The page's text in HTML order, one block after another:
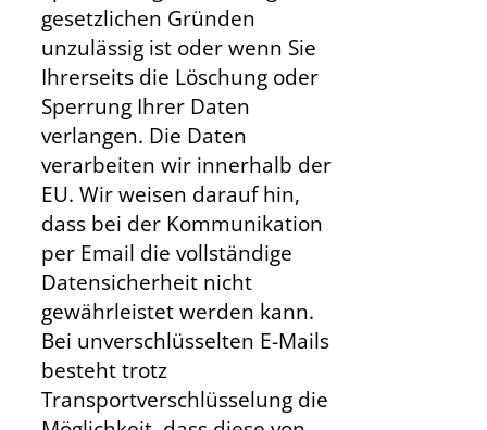
gesetzlichen Gründen
unzulässig ist oder wenn Sie
Ihrerseits die Löschung oder
Sperrung Ihrer Daten
verlangen. Die Daten
verarbeiten wir innerhalb der
EU. Wir weisen darauf hin,
dass bei der Kommunikation
per Email die vollständige
Datensicherheit nicht
gewährleistet werden kann.
Bei unverschlüsselten E-Mails
besteht trotz
Transportverschlüsselung die